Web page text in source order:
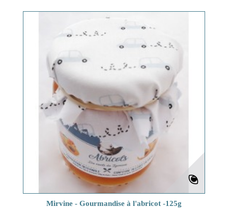
Mirvine - Gourmandise à l'abricot -125g